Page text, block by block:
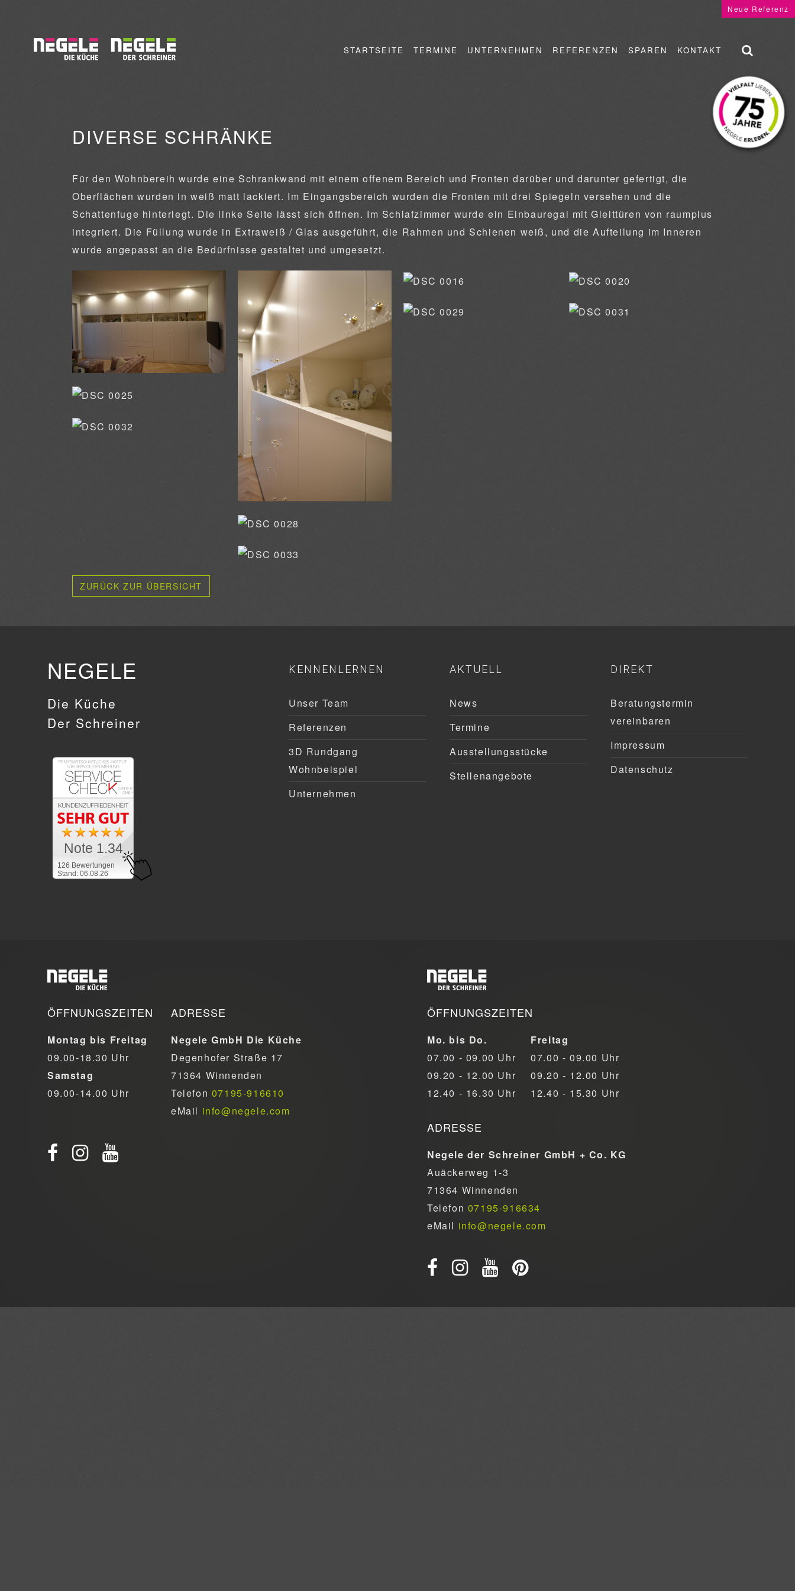
STARTSEITE TERMINE UNTERNEHMEN REFERENZEN SPAREN KONTAKT
DIVERSE SCHRÄNKE
Neue Referenz
Für den Wohnbereih wurde eine Schrankwand mit einem offenem Bereich und Fronten darüber und darunter gefertigt, die
Oberflächen wurden in weiß matt lackiert. Im Eingangsbereich wurden die Fronten mit drei Spiegeln versehen und die
Schattenfuge hinterlegt. Die linke Seite lässt sich öffnen. Im Schlafzimmer wurde ein Einbauregal mit Gleittüren von raumplus
integriert. Die Füllung wurde in Extraweiß / Glas ausgeführt, die Rahmen und Schienen weiß, und die Aufteilung im Inneren
wurde angepasst an die Bedürfnisse gestaltet und umgesetzt.
ZURÜCK ZUR ÜBERSICHT
NEGELE
Die Küche
Der Schreiner
126 Bewertungen
Stand: 06.08.26
Note 1.34
KENNENLERNEN
Unser Team
Referenzen
3D Rundgang
Wohnbeispiel
Unternehmen
AKTUELL
News
Termine
Ausstellungsstücke
Stellenangebote
DIREKT
Beratungstermin
vereinbaren
Impressum
Datenschutz
ÖFFNUNGSZEITEN
Montag bis Freitag
09.00-18.30 Uhr
Samstag
09.00-14.00 Uhr
ADRESSE
Negele GmbH Die Küche
Degenhofer Straße 17
71364 Winnenden
Telefon 07195-916610
eMail info@negele.com
ÖFFNUNGSZEITEN
Mo. bis Do.
07.00 - 09.00 Uhr
09.20 - 12.00 Uhr
12.40 - 16.30 Uhr
Freitag
07.00 - 09.00 Uhr
09.20 - 12.00 Uhr
12.40 - 15.30 Uhr
ADRESSE
Negele der Schreiner GmbH + Co. KG
Auäckerweg 1-3
71364 Winnenden
Telefon 07195-916634
eMail info@negele.com